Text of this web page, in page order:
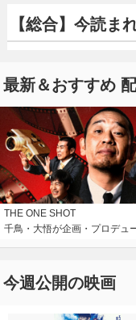
【総合】今読ま
最新＆おすすめ
THE ONE SHOT
千鳥・大悟が企画・プロデュ
今週公開の映画